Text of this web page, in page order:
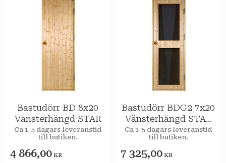
Bastudörr BD 8x20
Vänsterhängd STAR
Ca 1-5 dagars leveranstid
till butiken.
4 866,00 KR
Bastudörr BDG2 7x20
Vänsterhängd STAR
2st Färgade Glas
Ca 1-5 dagars leveranstid
till butiken.
7 325,00 KR